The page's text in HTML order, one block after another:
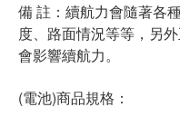
備 註：續航力會隨著各
度、路面情況等等，另
會影響續航力。
(電池)商品規格：